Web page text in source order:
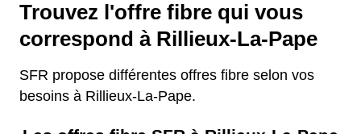
Trouvez l'offre fibre qui vous
correspond à Rillieux-La-Pape
SFR propose différentes offres fibre selon vos
besoins à Rillieux-La-Pape.